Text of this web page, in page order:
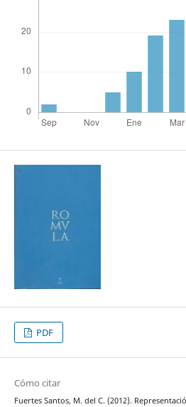
PDF
Cómo citar
Fuertes Santos, M. del C. (2012).